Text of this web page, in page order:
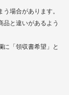
場合があります。
と違いがあるよう
「領収書希望」と